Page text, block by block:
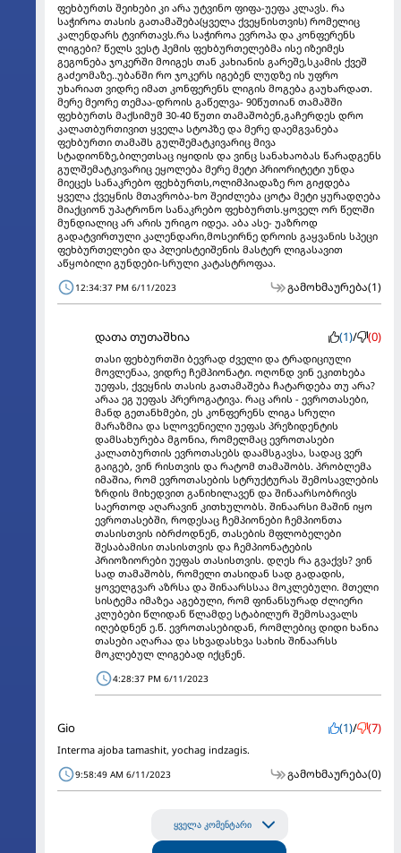
ფეხბურთს შეიხები კი არა უტვინო ფიფა-უეფა კლავს. რა
საჭიროა თასის გათამაშება(ყველა ქვეყნისთვის) რომელიც
კალენდარს ტვირთავს.რა საჭიროა ევროპა და კონფერენს
ლიგები? წელს ვესტ ჰემის ფეხბურთელებმა ისე იზეიმეს
გეგონება ჯოკერში მოიგეს თან კახიანის გარეშე,სკამის ქვეშ
გაძეომაზე..უბანში რო ჯოკერს იგებენ ლუდზე ის უფრო
უხარიათ ვიდრე იმათ კონფერენს ლიგის მოგება გაუხარდათ.
მერე მეორე თემაა-დროის გაწელვა- 90წუთიან თამაშში
ფეხბურთს მაქსიმუმ 30-40 წუთი თამაშობენ,გაჩერდეს დრო
კალათბურთივით ყველა სტოპზე და მერე დაემგვანება
ფეხბურთი თამაშს გულშემატკივარიც მივა
სტადიონზე,ბილეთსაც იყიდის და ვინც სანახაობას წარადგენს
გულშემატკივარიც ეყოლება მერე მეტი პრიორიტეტი უნდა
მიეცეს სანაკრებო ფეხბურთს,ოლიმპიადაზე რო გიჟდება
ყველა ქვეყნის მთავრობა-ხო შეიძლება ცოტა მეტი ყურადღება
მიაქციონ უპატრონო სანაკრებო ფეხბურთს.ყოველ ორ წელში
მუნდიალიც არ არის ურიგო იდეა. აბა ასე- უაზროდ
გადატვირთული კალენდარი,მოსეირნე დროის გაყვანის სპეცი
ფეხბურთელები და პლეისტეიშენის მასტერ ლიგასავით
აწყობილი გუნდები-სრული კატასტროფაა.
12:34:37 PM 6/11/2023 გამოხმაურება(1)
დათა თუთაშხია (1)/ (0)
თასი ფეხბურთში ბევრად ძველი და ტრადიციული
მოვლენაა, ვიდრე ჩემპიონატი. ოღონდ ვინ ეკითხება
უეფას, ქვეყნის თასის გათამაშება ჩატარდება თუ არა?
არაა ეგ უეფას პრეროგატივა. რაც არის - ევროთასები,
მანდ გეთანხმები, ეს კონფერენს ლიგა სრული
მარაზმია და სლოვენიელი უეფას პრეზიდენტის
დამსახურება მგონია, რომელმაც ევროთასები
კალათბურთის ევროთასებს დაამსგავსა, სადაც ვერ
გაიგებ, ვინ რისთვის და რატომ თამაშობს. პრობლემა
იმაშია, რომ ევროთასების სტრუქტურას შემოსავლების
ზრდის მიხედვით განიხილავენ და შინაარსობრივს
საერთოდ აღარავინ კითხულობს. შინაარსი მაშინ იყო
ევროთასებში, როდესაც ჩემპიონები ჩემპიონთა
თასისთვის იბრძოდნენ, თასების მფლობელები
შესაბამისი თასისთვის და ჩემპიონატების
პრიოზიორები უეფას თასისთვის. დღეს რა გვაქვს? ვინ
სად თამაშობს, რომელი თასიდან სად გადადის,
ყოველგვარ აზრსა და შინაარსსაა მოკლებული. მთელი
სისტემა იმაზეა აგებული, რომ ფინანსურად ძლიერი
კლუბები წლიდან წლამდე სტაბილურ შემოსავალს
იღებდნენ ე.წ. ევროთასებიდან, რომლებიც დიდი ხანია
თასები აღარაა და სხვადასხვა სახის შინაარსს
მოკლებულ ლიგებად იქცნენ.
4:28:37 PM 6/11/2023
Gio (1)/ (7)
Interma ajoba tamashit, yochag indzagis.
9:58:49 AM 6/11/2023 გამოხმაურება(0)
ყველა კომენტარი